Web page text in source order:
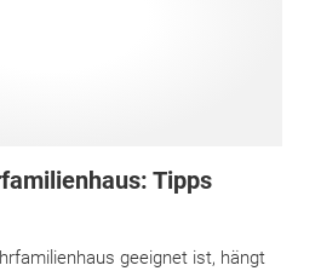
Tipps
geeignet ist, hängt